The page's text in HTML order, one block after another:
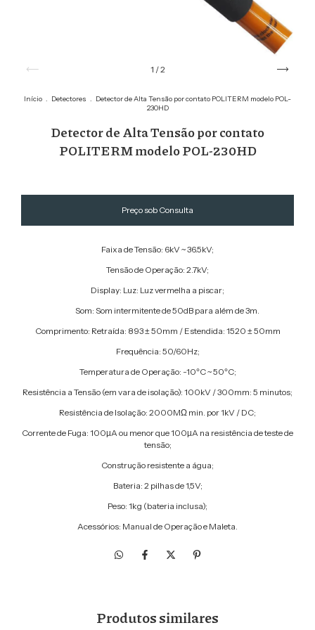
1 /2
Início . Detectores . Detector de Alta Tensão por contato POLITERM modelo POL-
230HD
Detector de Alta Tensão por contato
POLITERM modelo POL-230HD
Faixa de Tensão: 6kV ~ 36.5kV;
Tensão de Operação: 2.7kV;
Display: Luz: Luz vermelha a piscar;
Som: Som intermitente de 50dB para além de 3m.
Comprimento: Retraída: 893 ± 50mm / Estendida: 1520 ± 50mm
Frequência: 50/60Hz;
Temperatura de Operação: -10ºC ~ 50ºC;
Resistência a Tensão (em vara de isolação): 100kV / 300mm: 5 minutos;
Resistência de Isolação: 2000MΩ min. por 1kV / DC;
Corrente de Fuga: 100µA ou menor que 100µA na resistência de teste de
tensão;
Construção resistente a água;
Bateria: 2 pilhas de 1,5V;
Peso: 1kg (bateria inclusa);
Acessórios: Manual de Operação e Maleta.
Produtos similares